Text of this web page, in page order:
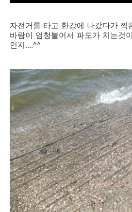
자전거를 타고 한강에 나갔다가 찍
바람이 엄청불어서 파도가 치는것
인지....^^